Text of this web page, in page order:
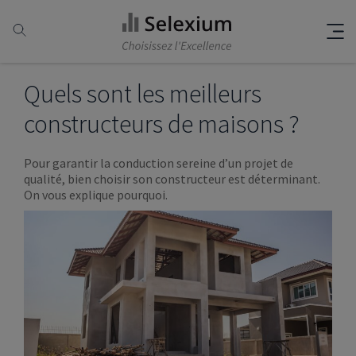
Quels sont les meilleurs
constructeurs de maisons ?
Pour garantir la conduction sereine d’un projet de
qualité, bien choisir son constructeur est déterminant.
On vous explique pourquoi.